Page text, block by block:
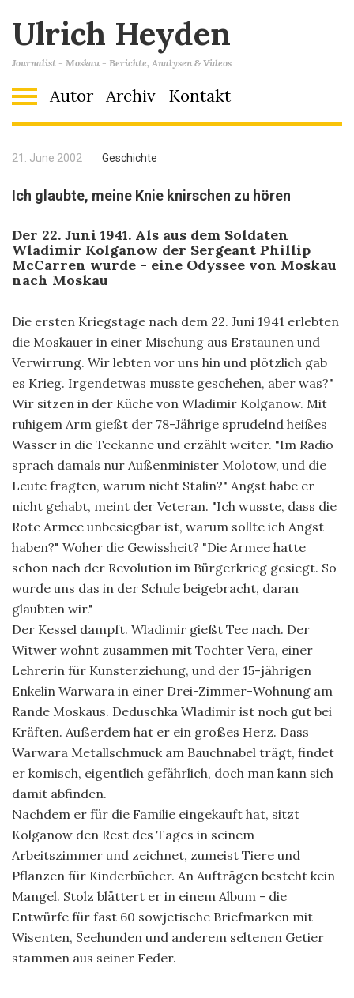
Ulrich Heyden
Journalist - Moskau - Berichte, Analysen & Videos
Autor Archiv Kontakt
21. June 2002 Geschichte
Ich glaubte, meine Knie knirschen zu hören
Der 22. Juni 1941. Als aus dem Soldaten
Wladimir Kolganow der Sergeant Phillip
McCarren wurde - eine Odyssee von Moskau
nach Moskau
Die ersten Kriegstage nach dem 22. Juni 1941 erlebten
die Moskauer in einer Mischung aus Erstaunen und
Verwirrung. Wir lebten vor uns hin und plötzlich gab
es Krieg. Irgendetwas musste geschehen, aber was?"
Wir sitzen in der Küche von Wladimir Kolganow. Mit
ruhigem Arm gießt der 78-Jährige sprudelnd heißes
Wasser in die Teekanne und erzählt weiter. "Im Radio
sprach damals nur Außenminister Molotow, und die
Leute fragten, warum nicht Stalin?" Angst habe er
nicht gehabt, meint der Veteran. "Ich wusste, dass die
Rote Armee unbesiegbar ist, warum sollte ich Angst
haben?" Woher die Gewissheit? "Die Armee hatte
schon nach der Revolution im Bürgerkrieg gesiegt. So
wurde uns das in der Schule beigebracht, daran
glaubten wir."
Der Kessel dampft. Wladimir gießt Tee nach. Der
Witwer wohnt zusammen mit Tochter Vera, einer
Lehrerin für Kunsterziehung, und der 15-jährigen
Enkelin Warwara in einer Drei-Zimmer-Wohnung am
Rande Moskaus. Deduschka Wladimir ist noch gut bei
Kräften. Außerdem hat er ein großes Herz. Dass
Warwara Metallschmuck am Bauchnabel trägt, findet
er komisch, eigentlich gefährlich, doch man kann sich
damit abfinden.
Nachdem er für die Familie eingekauft hat, sitzt
Kolganow den Rest des Tages in seinem
Arbeitszimmer und zeichnet, zumeist Tiere und
Pflanzen für Kinderbücher. An Aufträgen besteht kein
Mangel. Stolz blättert er in einem Album - die
Entwürfe für fast 60 sowjetische Briefmarken mit
Wisenten, Seehunden und anderem seltenen Getier
stammen aus seiner Feder.